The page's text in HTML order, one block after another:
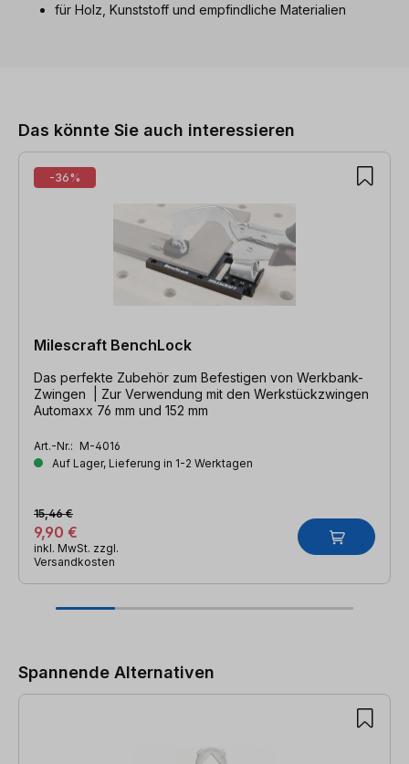
für Holz, Kunststoff und empfindliche Materialien
Das könnte Sie auch interessieren
-36%
Milescraft BenchLock
Das perfekte Zubehör zum Befestigen von Werkbank-
Zwingen | Zur Verwendung mit den Werkstückzwingen
Automaxx 76 mm und 152 mm
Art.-Nr.: M-4016
Auf Lager, Lieferung in 1-2 Werktagen
9,90 €
15,46 €
inkl. MwSt. zzgl.
Versandkosten
Spannende Alternativen